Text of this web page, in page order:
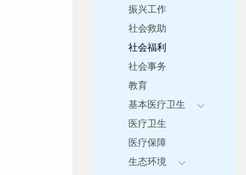
振兴工作
社会救助
社会福利
社会事务
教育
基本医疗卫生
医疗卫生
医疗保障
生态环境